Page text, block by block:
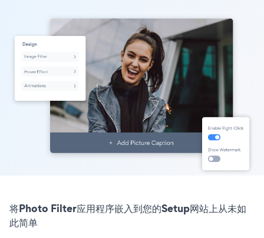
将Photo Filter应用程序嵌入到您的Setup网站上从未如
此简单